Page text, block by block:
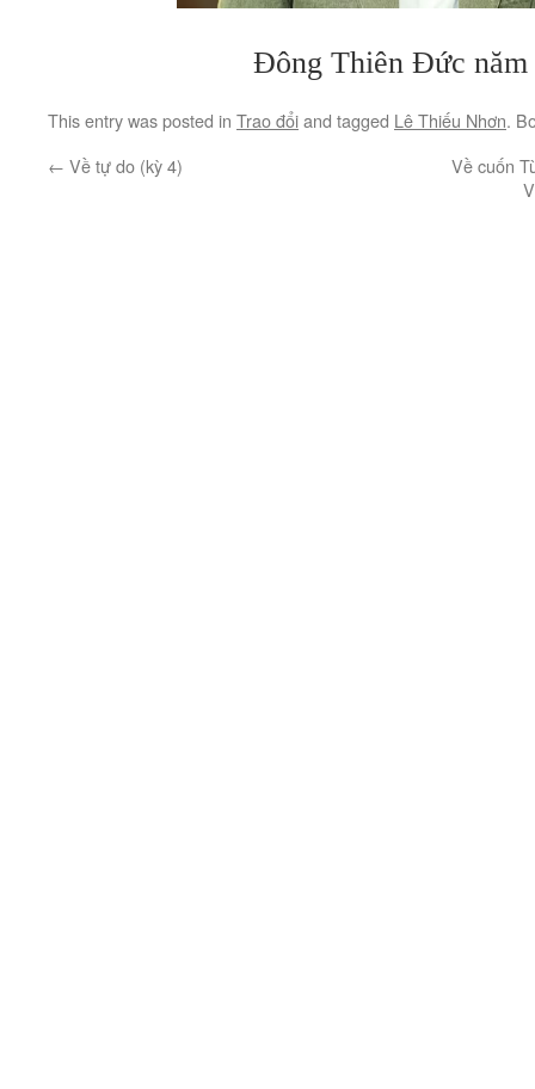
Đông Thiên Đức năm
This entry was posted in Trao đổiand tagged Lê Thiếu Nhơn.
← Về tự do (kỳ 4)
Về cuốn